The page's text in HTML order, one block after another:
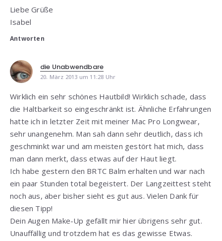
Liebe Grüße
Isabel
Antworten
die Unabwendbare
20. März 2013 um 11:28 Uhr
Wirklich ein sehr schönes Hautbild! Wirklich schade, dass
die Haltbarkeit so eingeschränkt ist. Ähnliche Erfahrungen
hatte ich in letzter Zeit mit meiner Mac Pro Longwear,
sehr unangenehm. Man sah dann sehr deutlich, dass ich
geschminkt war und am meisten gestört hat mich, dass
man dann merkt, dass etwas auf der Haut liegt.
Ich habe gestern den BRTC Balm erhalten und war nach
ein paar Stunden total begeistert. Der Langzeittest steht
noch aus, aber bisher sieht es gut aus. Vielen Dank für
diesen Tipp!
Dein Augen Make-Up gefällt mir hier übrigens sehr gut.
Unauffällig und trotzdem hat es das gewisse Etwas.